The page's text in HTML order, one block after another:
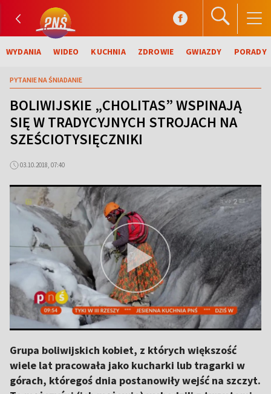
WYDANIA WIDEO KUCHNIA ZDROWIE GWIAZDY PORADY
PYTANIE NA ŚNIADANIE
BOLIWIJSKIE „CHOLITAS” WSPINAJĄ
SIĘ W TRADYCYJNYCH STROJACH NA
SZEŚCIOTYSIĘCZNIKI
03.10.2018, 07:40
Grupa boliwijskich kobiet, z których większość
wiele lat pracowała jako kucharki lub tragarki w
górach, któregoś dnia postanowiły wejść na szczyt.